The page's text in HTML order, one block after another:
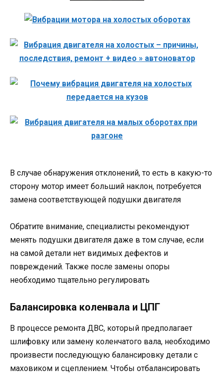
В случае обнаружения отклонений, то есть в какую-то
сторону мотор имеет больший наклон, потребуется
замена соответствующей подушки двигателя
Обратите внимание, специалисты рекомендуют
менять подушки двигателя даже в том случае, если
на самой детали нет видимых дефектов и
повреждений. Также после замены опоры
необходимо тщательно регулировать
Балансировка коленвала и ЦПГ
В процессе ремонта ДВС, который предполагает
шлифовку или замену коленчатого вала, необходимо
произвести последующую балансировку детали с
маховиком и сцеплением. Чтобы отбалансировать